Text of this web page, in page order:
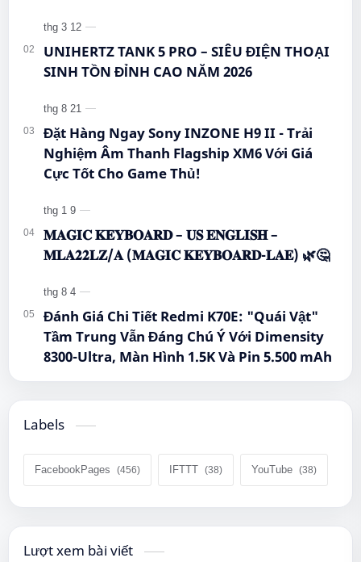
#EInkPhone #5GSmartphone
#Hi…
UNIHERTZ TANK 5 PRO – SIÊU ĐIỆN THOẠI
SINH TỒN ĐỈNH CAO NĂM 2026
Đặt Hàng Ngay Sony INZONE H9 II - Trải
Nghiệm Âm Thanh Flagship XM6 Với Giá
Cực Tốt Cho Game Thủ!
𝐌𝐀𝐆𝐈𝐂 𝐊𝐄𝐘𝐁𝐎𝐀𝐑𝐃 – 𝐔𝐒 𝐄𝐍𝐆𝐋𝐈𝐒𝐇 –
𝐌𝐋𝐀𝟐𝟐𝐋𝐙/𝐀 (𝐌𝐀𝐆𝐈𝐂 𝐊𝐄𝐘𝐁𝐎𝐀𝐑𝐃-𝐋𝐀𝐄) 🌿🤔
Đánh Giá Chi Tiết Redmi K70E: "Quái Vật"
Tầm Trung Vẫn Đáng Chú Ý Với Dimensity
8300-Ultra, Màn Hình 1.5K Và Pin 5.500 mAh
Labels
FacebookPages IFTTT YouTube
Lượt xem bài viết